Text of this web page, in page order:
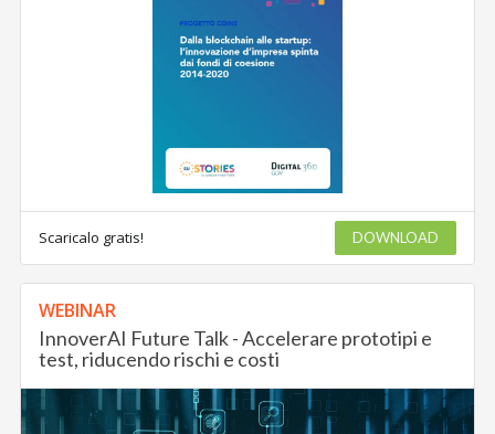
Scaricalo gratis! DOWNLOAD
WEBINAR
InnoverAI Future Talk - Accelerare prototipi e
test, riducendo rischi e costi